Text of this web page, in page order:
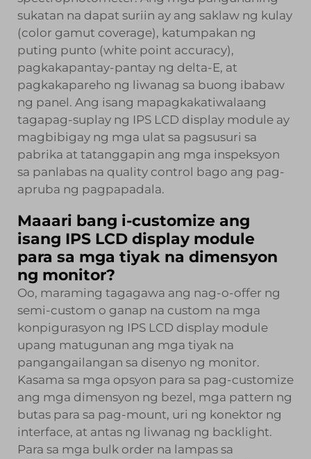
sukatan na dapat suriin ay ang saklaw ng kulay
(color gamut coverage), katumpakan ng
puting punto (white point accuracy),
pagkakapantay-pantay ng delta-E, at
pagkakapareho ng liwanag sa buong ibabaw
ng panel. Ang isang mapagkakatiwalaang
tagapag-suplay ng IPS LCD display module ay
magbibigay ng mga ulat sa pagsusuri sa
pabrika at tatanggapin ang mga inspeksyon
sa panlabas na quality control bago ang pag-
apruba ng pagpapadala.
Maaari bang i-customize ang
isang IPS LCD display module
para sa mga tiyak na dimensyon
ng monitor?
Oo, maraming tagagawa ang nag-o-offer ng
semi-custom o ganap na custom na mga
konpigurasyon ng IPS LCD display module
upang matugunan ang mga tiyak na
pangangailangan sa disenyo ng monitor.
Kasama sa mga opsyon para sa pag-customize
ang mga dimensyon ng bezel, mga pattern ng
butas para sa pag-mount, uri ng konektor ng
interface, at antas ng liwanag ng backlight.
Para sa mga bulk order na lampas sa